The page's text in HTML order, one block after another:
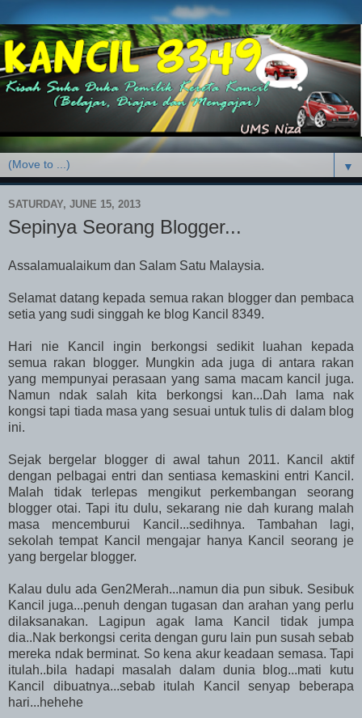
▼
SATURDAY, JUNE 15, 2013
Sepinya Seorang Blogger...
Assalamualaikum dan Salam Satu Malaysia.
Selamat datang kepada semua rakan blogger dan pembaca
setia yang sudi singgah ke blog Kancil 8349.
Hari nie Kancil ingin berkongsi sedikit luahan kepada
semua rakan blogger. Mungkin ada juga di antara rakan
yang mempunyai perasaan yang sama macam kancil juga.
Namun ndak salah kita berkongsi kan...Dah lama nak
kongsi tapi tiada masa yang sesuai untuk tulis di dalam blog
ini.
Sejak bergelar blogger di awal tahun 2011. Kancil aktif
dengan pelbagai entri dan sentiasa kemaskini entri Kancil.
Malah tidak terlepas mengikut perkembangan seorang
blogger otai. Tapi itu dulu, sekarang nie dah kurang malah
masa mencemburui Kancil...sedihnya. Tambahan lagi,
sekolah tempat Kancil mengajar hanya Kancil seorang je
yang bergelar blogger.
Kalau dulu ada Gen2Merah...namun dia pun sibuk. Sesibuk
Kancil juga...penuh dengan tugasan dan arahan yang perlu
dilaksanakan. Lagipun agak lama Kancil tidak jumpa
dia..Nak berkongsi cerita dengan guru lain pun susah sebab
mereka ndak berminat. So kena akur keadaan semasa. Tapi
itulah..bila hadapi masalah dalam dunia blog...mati kutu
Kancil dibuatnya...sebab itulah Kancil senyap beberapa
hari...hehehe